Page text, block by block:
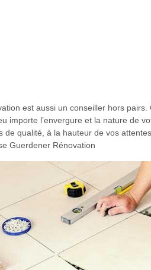
est aussi un conseiller hors
importe l’envergure et la nature de
qualité, à la hauteur de vos
Guerdener Rénovation